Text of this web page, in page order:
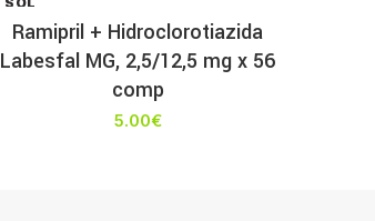
T
Ramipril + Hidroclorotiazida
Labesfal MG, 2,5/12,5 mg x 56
comp
5.00€